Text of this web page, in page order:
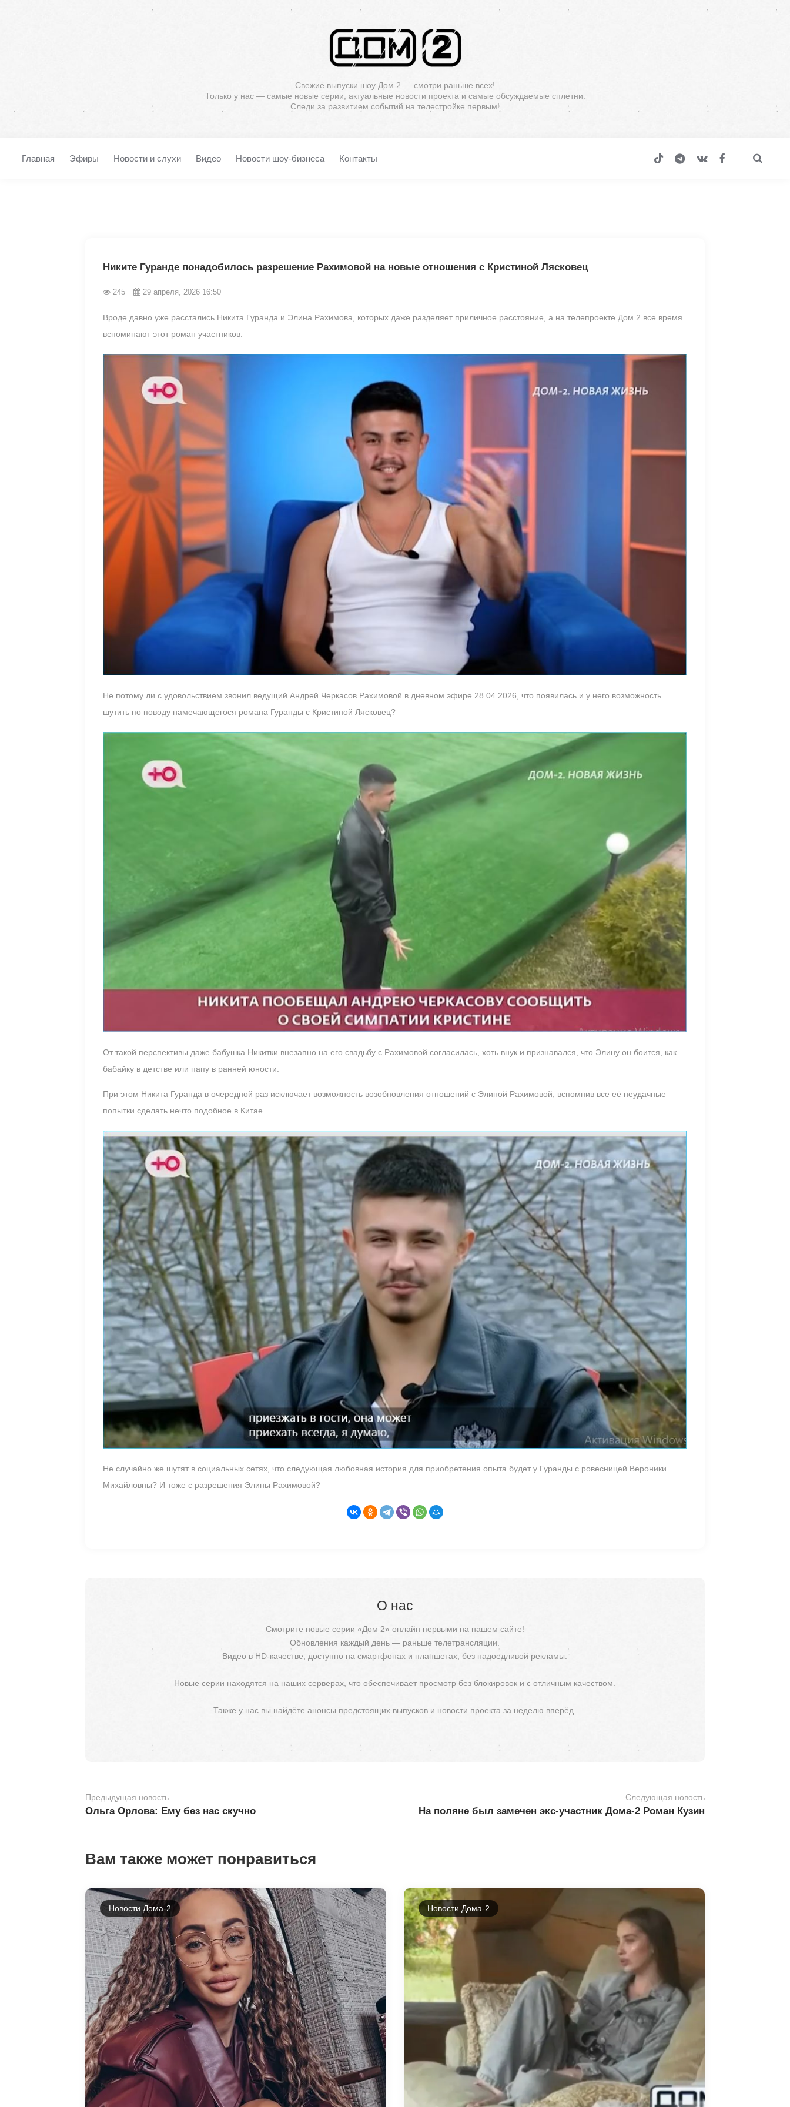
Свежие выпуски шоу Дом 2 — смотри раньше всех!
Только у нас — самые новые серии, актуальные новости проекта и самые обсуждаемые сплетни.
Следи за развитием событий на телестройке первым!
Главная Эфиры Новости и слухи Видео Новости шоу-бизнеса Контакты
Никите Гуранде понадобилось разрешение Рахимовой на новые отношения с Кристиной Лясковец
245 29 апреля, 2026 16:50
Вроде давно уже расстались Никита Гуранда и Элина Рахимова, которых даже разделяет приличное расстояние, а на телепроекте Дом 2 все время
вспоминают этот роман участников.
Не потому ли с удовольствием звонил ведущий Андрей Черкасов Рахимовой в дневном эфире 28.04.2026, что появилась и у него возможность
шутить по поводу намечающегося романа Гуранды с Кристиной Лясковец?
От такой перспективы даже бабушка Никитки внезапно на его свадьбу с Рахимовой согласилась, хоть внук и признавался, что Элину он боится, как
бабайку в детстве или папу в ранней юности.
При этом Никита Гуранда в очередной раз исключает возможность возобновления отношений с Элиной Рахимовой, вспомнив все её неудачные
попытки сделать нечто подобное в Китае.
Не случайно же шутят в социальных сетях, что следующая любовная история для приобретения опыта будет у Гуранды с ровесницей Вероники
Михайловны? И тоже с разрешения Элины Рахимовой?
О нас
Смотрите новые серии «Дом 2» онлайн первыми на нашем сайте!
Обновления каждый день — раньше телетрансляции.
Видео в HD-качестве, доступно на смартфонах и планшетах, без надоедливой рекламы.
Новые серии находятся на наших серверах, что обеспечивает просмотр без блокировок и с отличным качеством.
Также у нас вы найдёте анонсы предстоящих выпусков и новости проекта за неделю вперёд.
Предыдущая новость
Ольга Орлова: Ему без нас скучно
Следующая новость
На поляне был замечен экс-участник Дома-2 Роман Кузин
Вам также может понравиться
Новости Дома-2 Новости Дома-2